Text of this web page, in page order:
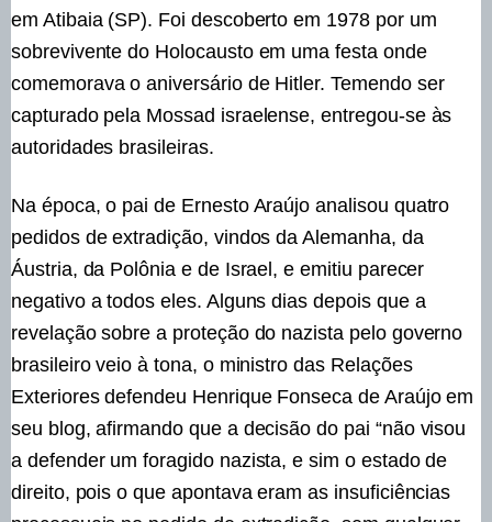
em Atibaia (SP). Foi descoberto em 1978 por um
sobrevivente do Holocausto em uma festa onde
comemorava o aniversário de Hitler. Temendo ser
capturado pela Mossad israelense, entregou-se às
autoridades brasileiras.
Na época, o pai de Ernesto Araújo analisou quatro
pedidos de extradição, vindos da Alemanha, da
Áustria, da Polônia e de Israel, e emitiu parecer
negativo a todos eles. Alguns dias depois que a
revelação sobre a proteção do nazista pelo governo
brasileiro veio à tona, o ministro das Relações
Exteriores defendeu Henrique Fonseca de Araújo em
seu blog, afirmando que a decisão do pai “não visou
a defender um foragido nazista, e sim o estado de
direito, pois o que apontava eram as insuficiências